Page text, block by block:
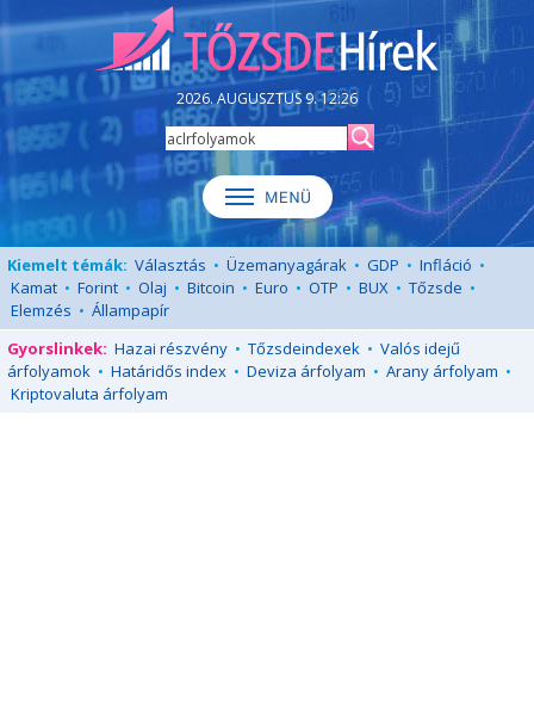
2026. AUGUSZTUS 9. 12:26
Kiemelt témák: Választás • Üzemanyagárak • GDP • Infláció •
Kamat • Forint • Olaj • Bitcoin • Euro • OTP • BUX • Tőzsde •
Elemzés • Állampapír
Gyorslinkek: Hazai részvény • Tőzsdeindexek • Valós idejű
árfolyamok • Határidős index • Deviza árfolyam • Arany árfolyam •
Kriptovaluta árfolyam